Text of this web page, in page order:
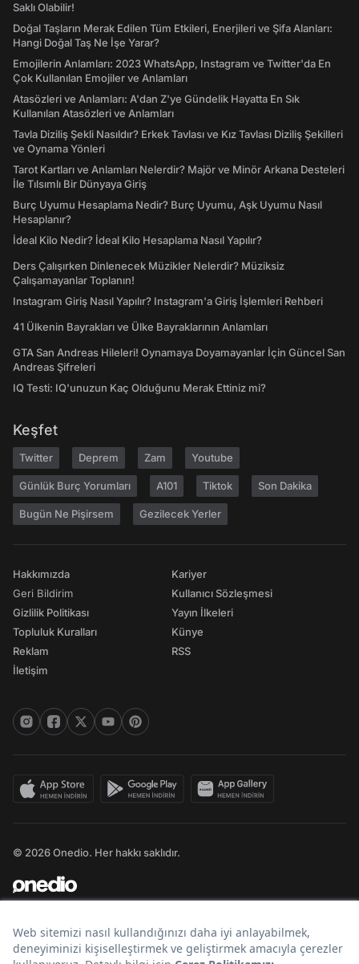
Saklı Olabilir!
Doğal Taşların Merak Edilen Tüm Etkileri, Enerjileri ve Şifa Alanları:
Hangi Doğal Taş Ne İşe Yarar?
Emojilerin Anlamları: 2023 WhatsApp, Instagram ve Twitter'da En
Çok Kullanılan Emojiler ve Anlamları
Atasözleri ve Anlamları: A'dan Z'ye Gündelik Hayatta En Sık
Kullanılan Atasözleri ve Anlamları
Tavla Diziliş Şekli Nasıldır? Erkek Tavlası ve Kız Tavlası Diziliş Şekilleri
ve Oynama Yönleri
Tarot Kartları ve Anlamları Nelerdir? Majör ve Minör Arkana Desteleri
İle Tılsımlı Bir Dünyaya Giriş
Burç Uyumu Hesaplama Nedir? Burç Uyumu, Aşk Uyumu Nasıl
Hesaplanır?
İdeal Kilo Nedir? İdeal Kilo Hesaplama Nasıl Yapılır?
Ders Çalışırken Dinlenecek Müzikler Nelerdir? Müziksiz
Çalışamayanlar Toplanın!
Instagram Giriş Nasıl Yapılır? Instagram'a Giriş İşlemleri Rehberi
41 Ülkenin Bayrakları ve Ülke Bayraklarının Anlamları
GTA San Andreas Hileleri! Oynamaya Doyamayanlar İçin Güncel San
Andreas Şifreleri
IQ Testi: IQ'unuzun Kaç Olduğunu Merak Ettiniz mi?
Keşfet
Twitter Deprem Zam Youtube
Günlük Burç Yorumları A101 Tiktok Son Dakika
Bugün Ne Pişirsem Gezilecek Yerler
Hakkımızda
Geri Bildirim
Gizlilik Politikası
Topluluk Kuralları
Reklam
İletişim
Kariyer
Kullanıcı Sözleşmesi
Yayın İlkeleri
Künye
RSS
© 2026 Onedio. Her hakkı saklıdır.
Bir markasıdır.